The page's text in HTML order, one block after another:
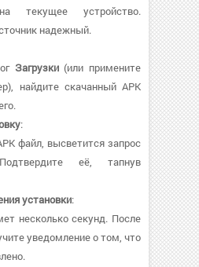
текущее устройство.
надежный.
Загрузки(или примените
найдите скачанный APK
:
файл, высветится запрос
её, тапнув
установки:
несколько секунд. После
уведомление о том, что